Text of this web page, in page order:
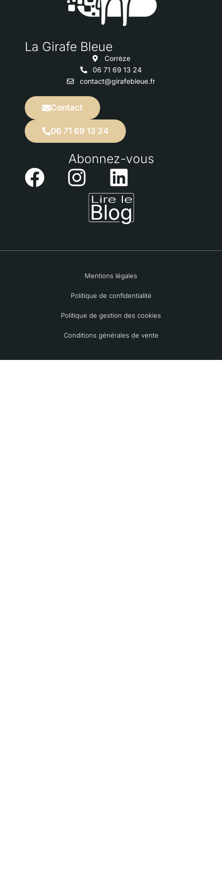
La Girafe Bleue​
Corrèze
06 71 69 13 24
contact@girafebleue.fr
Contact
06 71 69 13 24
Abonnez-vous
Mentions légales
Politique de confidentialité
Politique de gestion des cookies
Conditions générales de vente